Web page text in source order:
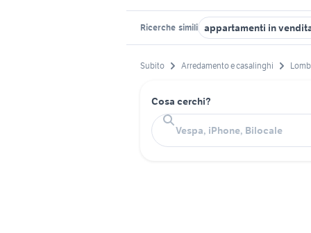
Ricerche simili appartamenti in
Subito Arredamento e casalinghi
Cosa cerchi?